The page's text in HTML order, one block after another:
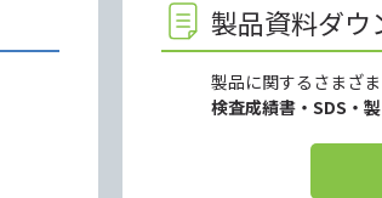
製品資料ダウ
製品に関するさまざ
検査成績書・SDS・